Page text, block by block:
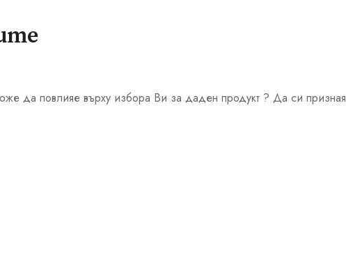
да повлияе върху избора Ви за даден продукт ? Да си призная